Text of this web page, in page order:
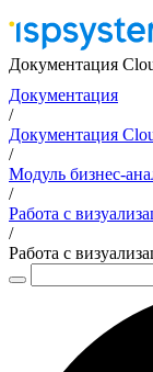
Документация
Документация
/
Документация
/
Модуль бизнес-
/
Работа с
/
Работа с